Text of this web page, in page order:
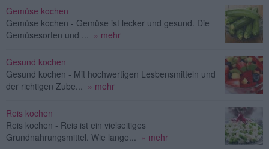
Gemüse kochen
Gemüse kochen - Gemüse ist lecker und gesund. Die
Gemüsesorten und ... » mehr
Gesund kochen
Gesund kochen - Mit hochwertigen Lesbensmitteln und
der richtigen Zube... » mehr
Reis kochen
Reis kochen - Reis ist ein vielseitiges
Grundnahrungsmittel. Wie lange... » mehr